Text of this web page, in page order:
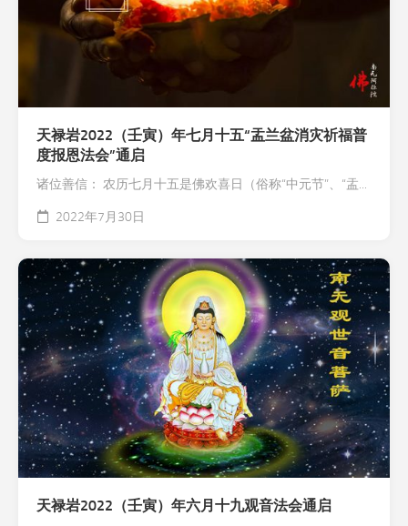
天禄岩2022（壬寅）年七月十五“盂兰盆消灾祈福普
度报恩法会”通启
诸位善信： 农历七月十五是佛欢喜日（俗称“中元节”、“盂...
2022年7月30日
天禄岩2022（壬寅）年六月十九观音法会通启